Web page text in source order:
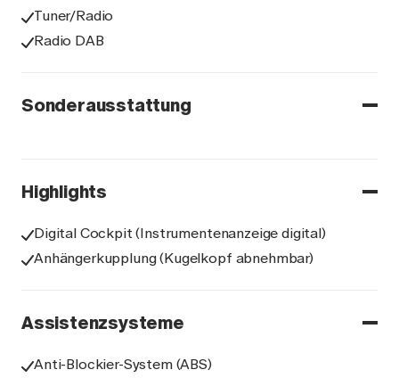
Tuner/Radio
Radio DAB
Sonderausstattung
Highlights
Digital Cockpit (Instrumentenanzeige digital)
Anhängerkupplung (Kugelkopf abnehmbar)
Assistenzsysteme
Anti-Blockier-System (ABS)